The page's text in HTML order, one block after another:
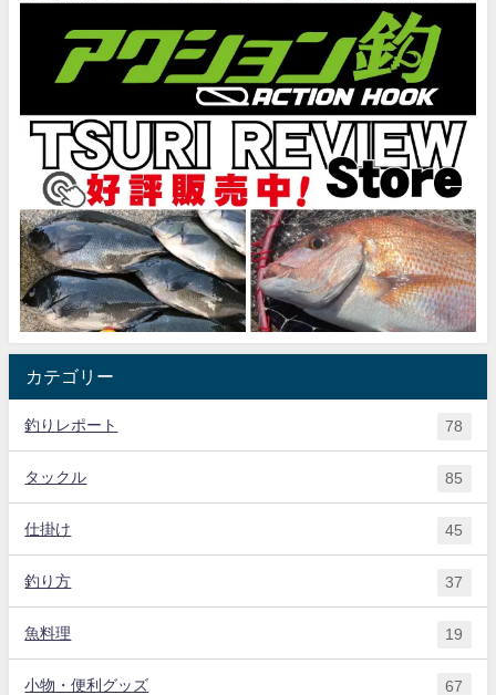
カテゴリー
釣りレポート 78
タックル 85
仕掛け 45
釣り方 37
魚料理 19
小物・便利グッズ 67